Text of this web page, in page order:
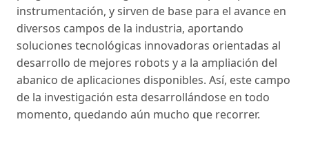
instrumentación, y sirven de base para el avance en
diversos campos de la industria, aportando
soluciones tecnológicas innovadoras orientadas al
desarrollo de mejores robots y a la ampliación del
abanico de aplicaciones disponibles. Así, este campo
de la investigación esta desarrollándose en todo
momento, quedando aún mucho que recorrer.